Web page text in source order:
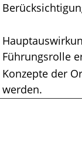
Führungsrolle
Konzepte der
werden.